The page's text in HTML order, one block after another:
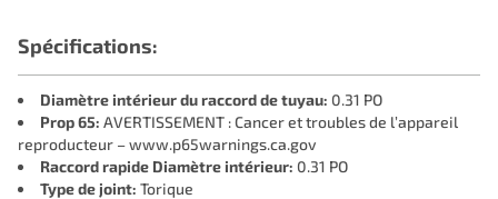
Spécifications:
Diamètre intérieur du raccord de tuyau: 0.31 PO
Prop 65: AVERTISSEMENT : Cancer et troubles de l’appareil
reproducteur – www.p65warnings.ca.gov
Raccord rapide Diamètre intérieur: 0.31 PO
Type de joint: Torique